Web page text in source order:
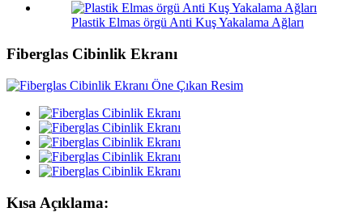
Plastik Elmas örgü Anti Kuş Yakalama Ağları
Fiberglas Cibinlik Ekranı
Kısa Açıklama: